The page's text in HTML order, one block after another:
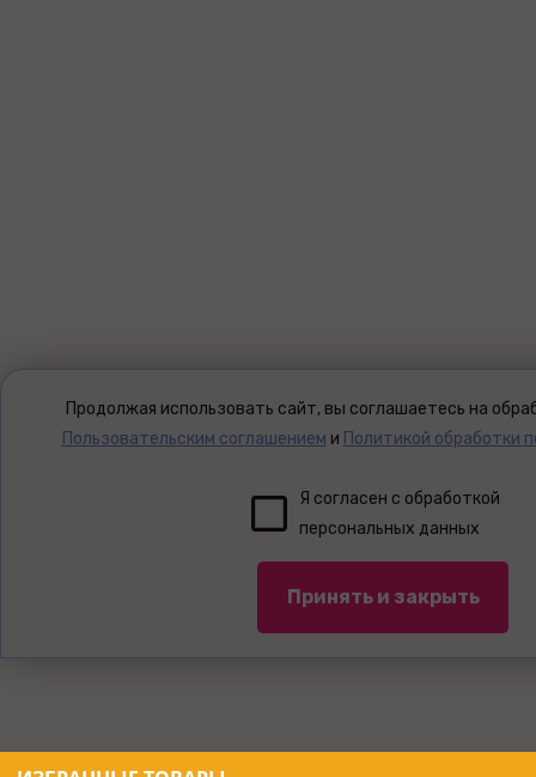
Продолжая использовать сайт, вы соглашаетесь на
Пользовательским соглашением и Политикой обработки
Я согласен с обработкой
персональных данных
Принять и закрыть